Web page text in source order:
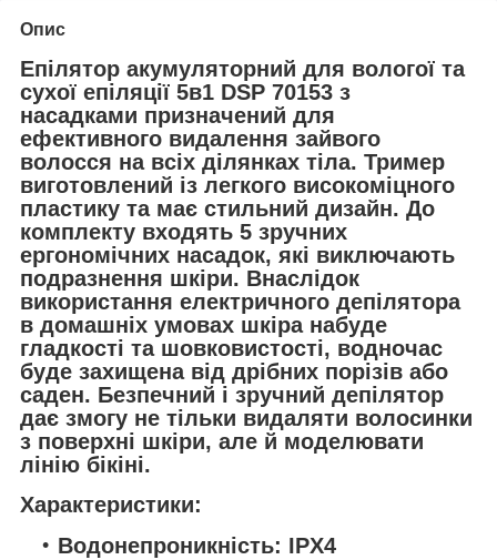
Опис
Епілятор акумуляторний для вологої та
сухої епіляції 5в1 DSP 70153 з
насадками призначений для
ефективного видалення зайвого
волосся на всіх ділянках тіла. Тример
виготовлений із легкого високоміцного
пластику та має стильний дизайн. До
комплекту входять 5 зручних
ергономічних насадок, які виключають
подразнення шкіри. Внаслідок
використання електричного депілятора
в домашніх умовах шкіра набуде
гладкості та шовковистості, водночас
буде захищена від дрібних порізів або
саден. Безпечний і зручний депілятор
дає змогу не тільки видаляти волосинки
з поверхні шкіри, але й моделювати
лінію бікіні.
Характеристики:
Водонепроникність: IPX4